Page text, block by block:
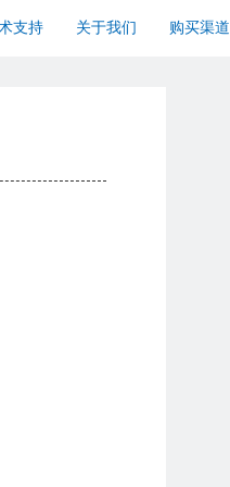
支持 关于我们 购买渠道